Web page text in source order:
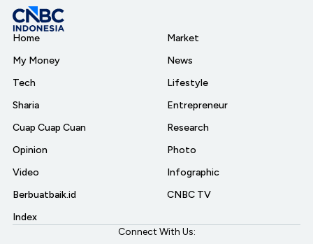
Home
My Money
Tech
Sharia
Cuap Cuap Cuan
Opinion
Video
Berbuatbaik.id
Index
Market
News
Lifestyle
Entrepreneur
Research
Photo
Infographic
CNBC TV
Connect With Us: